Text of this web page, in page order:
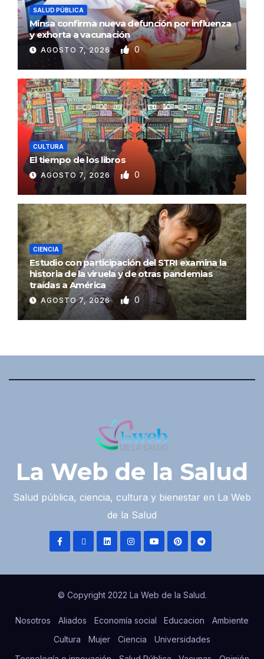
SALUD PÚBLICA
Minsa confirma nueva defunción por influenza
y exhorta a vacunación
AGOSTO 7, 2026 0
CULTURA
El tiempo de los libros
AGOSTO 7, 2026 0
CIENCIA
Estudio con participación del STRI examina la
historia de la viruela y de otras pandemias
traídas a América
AGOSTO 7, 2026 0
La Web de la Salud
Salud pública, ciencia, cultura y bienestar en La Web
de la Salud
© Copyright 2022 La Web de la Salud.
Nosotros Aliados Economía social Educacion
Ambiente
Cultura
Mujer Ciencia
Universidades